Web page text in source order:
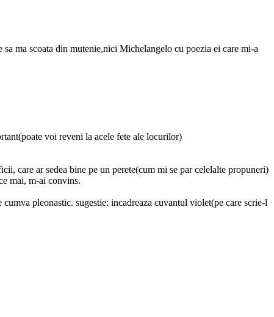
ma scoata din mutenie,nici Michelangelo cu poezia ei care mi-a
voi reveni la acele fete ale locurilor)
care ar sedea bine pe un perete(cum mi se par celelalte propuneri)
mai, m-ai convins.
pleonastic. sugestie: incadreaza cuvantul violet(pe care scrie-l